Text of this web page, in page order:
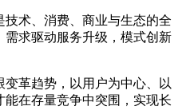
术、消费、商业与生态的全
求驱动服务升级，模式创新
革趋势，以用户为中心、以
在存量竞争中突围，实现长